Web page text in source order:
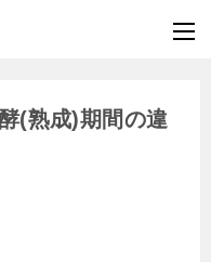
(熟成)期間の違